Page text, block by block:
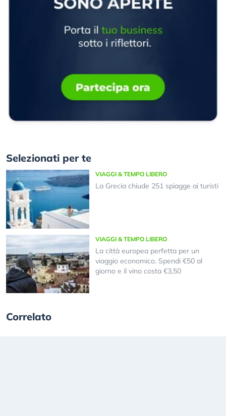
Selezionati per te
VIAGGI & TEMPO LIBERO
La Grecia chiude 251 spiagge ai turisti
VIAGGI & TEMPO LIBERO
La città europea perfetta per un
viaggio economico. Spendi €50 al
giorno e il vino costa €3,50
Correlato